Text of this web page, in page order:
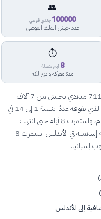
👥
100000جندي قوطي
عدد جيش الملك القوطي
⏱️
أيام متصلة
مدة معركة وادي لكة
قائد عسكري مسلم قاد فتح الأندلس في 711 ميلادي بجيش من 7 آلاف
مجاهد. انتصر على جيش الملك القوطي الذي يفوقه عددًا بنسبة 1 إلى 14 في
معركة وادي لكة. خاضها في 19 يوليو 711م، واستمرت 8 أيام حتى انتهت
بهزيمة كاملة للقوط. أسس بهذا الفتح دولة إسلامية في الأندلس استمرت 8
إلى الأندلس